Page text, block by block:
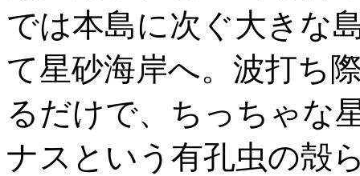
では本島に次ぐ大きな
て星砂海岸へ。波打ち
るだけで、ちっちゃな
ナスという有孔虫の殻